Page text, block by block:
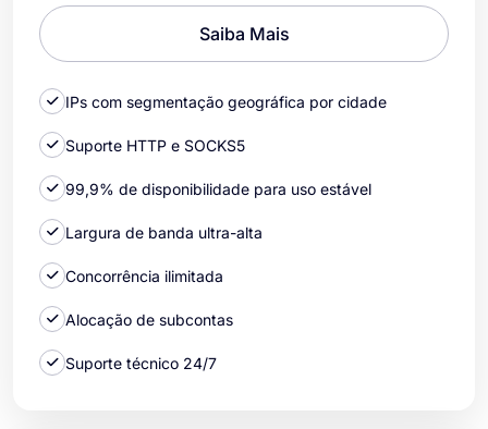
Saiba Mais
IPs com segmentação geográfica por cidade
Suporte HTTP e SOCKS5
99,9% de disponibilidade para uso estável
Largura de banda ultra-alta
Concorrência ilimitada
Alocação de subcontas
Suporte técnico 24/7